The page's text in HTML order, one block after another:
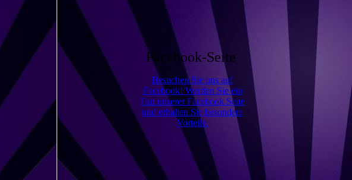
Facebook-Seite
Besuchen Sie uns auf
Facebook! Werden Sie ein
Fan unserer Facebook Seite
und erhalten Sie besondere
Vorteile.